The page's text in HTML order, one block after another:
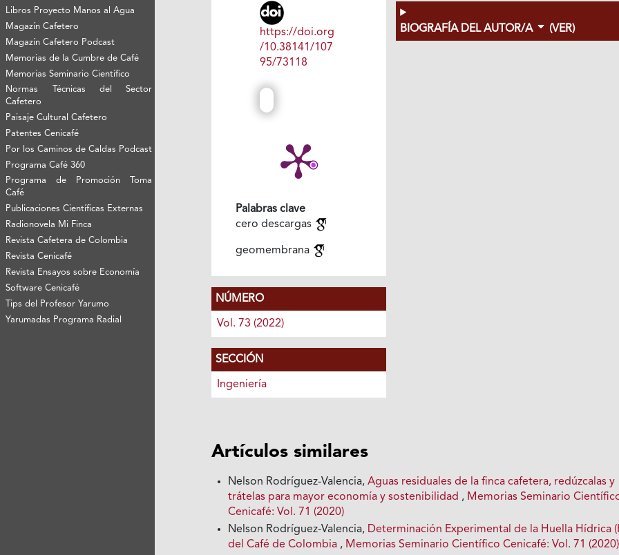
Libros Proyecto Manos al Agua
Magazín Cafetero
Magazín Cafetero Podcast
Memorias de la Cumbre de Café
Memorias Seminario Científico
Normas Técnicas del Sector
Cafetero
Paisaje Cultural Cafetero
Patentes Cenicafé
Por los Caminos de Caldas Podcast
Programa Café 360
Programa de Promoción Toma
Café
Publicaciones Científicas Externas
Radionovela Mi Finca
Revista Cafetera de Colombia
Revista Cenicafé
Revista Ensayos sobre Economía
Software Cenicafé
Tips del Profesor Yarumo
Yarumadas Programa Radial
https://doi.org
/10.38141/107
95/73118
Palabras clave
cero descargas
geomembrana
NÚMERO
Vol. 73 (2022)
SECCIÓN
Ingeniería
BIOGRAFÍA DEL AUTOR/A (VER)
Artículos similares
Nelson Rodríguez-Valencia,Aguas residuales de la finca cafetera, redúzcalas y
trátelas para mayor economía y sostenibilidad , Memorias Seminario
Cenicafé: Vol. 71 (2020)
Nelson Rodríguez-Valencia, Determinación Experimental de la Huella Hídrica
del Café de Colombia , Memorias Seminario Científico Cenicafé: Vol. 71 (2020)